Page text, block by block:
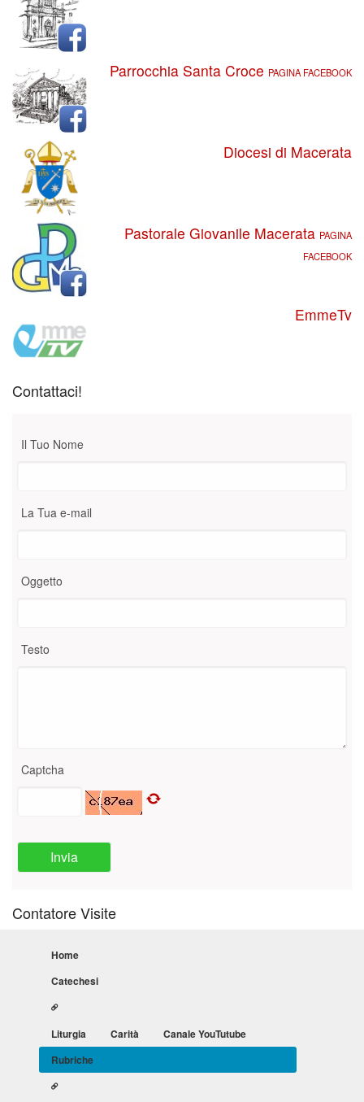
Parrocchia Santa Croce PAGINA FACEBOOK
Diocesi di Macerata
Pastorale Giovanile Macerata PAGINA
FACEBOOK
EmmeTv
Contattaci!
Il Tuo Nome
La Tua e-mail
Oggetto
Testo
Captcha
Invia
Contatore Visite
Home
Catechesi
Liturgia Carità
Canale YouTutube
Rubriche